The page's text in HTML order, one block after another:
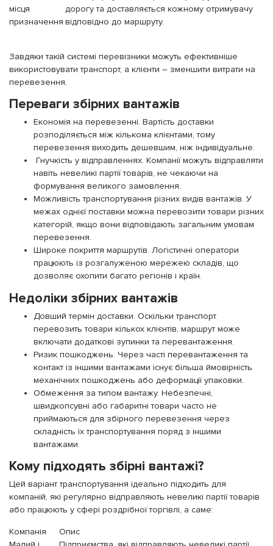
місця
призначення
дорогу та доставляється кожному отримувачу
відповідно до маршруту.
Завдяки такій системі перевізники можуть ефективніше
використовувати транспорт, а клієнти – зменшити витрати на
перевезення.
Переваги збірних вантажів
Економія на перевезенні. Вартість доставки
розподіляється між кількома клієнтами, тому
перевезення виходить дешевшим, ніж індивідуальне.
Гнучкість у відправленнях. Компанії можуть відправляти
навіть невеликі партії товарів, не чекаючи на
формування великого замовлення.
Можливість транспортування різних видів вантажів. У
межах однієї поставки можна перевозити товари різних
категорій, якщо вони відповідають загальним умовам
перевезення.
Широке покриття маршрутів. Логістичні оператори
працюють із розгалуженою мережею складів, що
дозволяє охопити багато регіонів і країн.
Недоліки збірних вантажів
Довший термін доставки. Оскільки транспорт
перевозить товари кількох клієнтів, маршрут може
включати додаткові зупинки та перевантаження.
Ризик пошкоджень. Через часті перевантаження та
контакт із іншими вантажами існує більша ймовірність
механічних пошкоджень або деформації упаковки.
Обмеження за типом вантажу. Небезпечні,
швидкопсувні або габаритні товари часто не
приймаються для збірного перевезення через
складність їх транспортування поряд з іншими
вантажами.
Кому підходять збірні вантажі?
Цей варіант транспортування ідеально підходить для
компаній, які регулярно відправляють невеликі партії товарів
або працюють у сфері роздрібної торгівлі, а саме:
Компанія
Опис